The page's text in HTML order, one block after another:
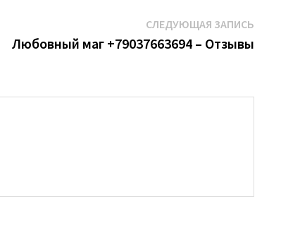
СЛЕДУЮЩАЯ ЗАПИСЬ
Любовный маг +79037663694 – Отзывы